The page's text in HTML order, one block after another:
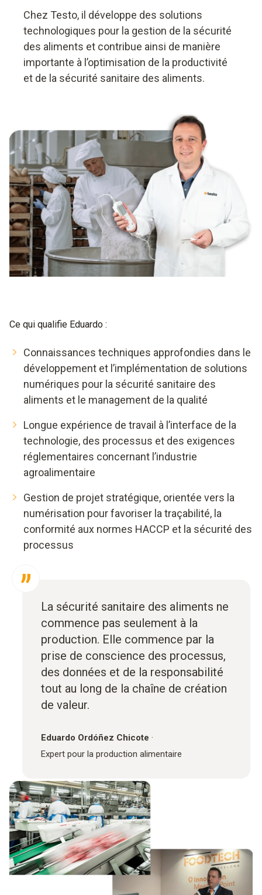
Chez Testo, il développe des solutions
technologiques pour la gestion de la sécurité
des aliments et contribue ainsi de manière
importante à l’optimisation de la productivité
et de la sécurité sanitaire des aliments.
Ce qui qualifie Eduardo :
Connaissances techniques approfondies dans le
développement et l’implémentation de solutions
numériques pour la sécurité sanitaire des
aliments et le management de la qualité
Longue expérience de travail à l’interface de la
technologie, des processus et des exigences
réglementaires concernant l’industrie
agroalimentaire
Gestion de projet stratégique, orientée vers la
numérisation pour favoriser la traçabilité, la
conformité aux normes HACCP et la sécurité des
processus
La sécurité sanitaire des aliments ne
commence pas seulement à la
production. Elle commence par la
prise de conscience des processus,
des données et de la responsabilité
tout au long de la chaîne de création
de valeur.
Eduardo Ordóñez Chicote ·
Expert pour la production alimentaire